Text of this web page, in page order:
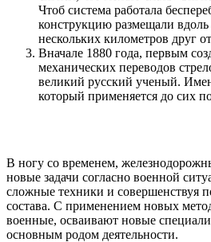
Чтоб система работала
конструкцию размещали вдоль
нескольких километров друг
Вначале 1880 года, первым
механических переводов
великий русский ученый.
который применяется до сих
В ногу со временем,
новые задачи согласно военной
сложные техники и совершенствуя
состава. С применением новых
военные, осваивают новые
основным родом деятельности.